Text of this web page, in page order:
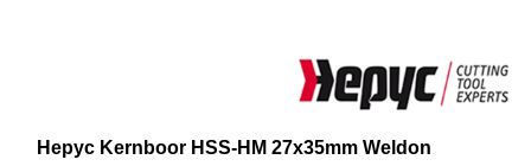
Hepyc Kernboor HSS-HM 27x35mm Weldon